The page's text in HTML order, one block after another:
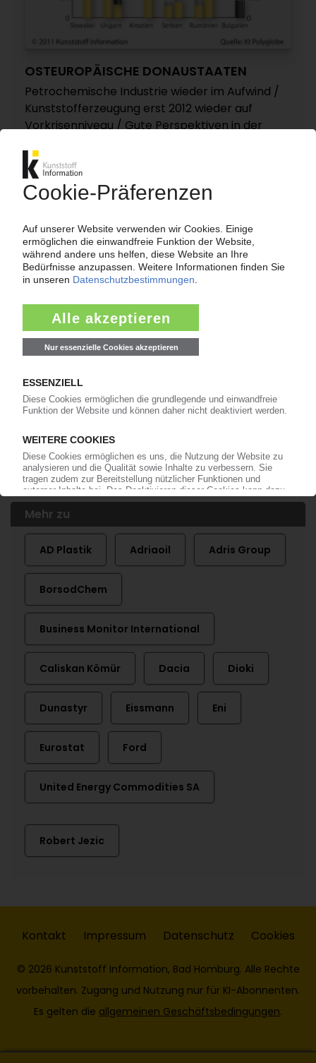
OSTEUROPÄISCHE DONAUSTAATEN
Petrochemische Industrie wieder im Aufwind /
Kunststofferzeugung erst 2012 wieder auf
Vorkrisenniveau / Gute Perspektiven in der
Bulgarische Anlagen vor dem Aus?
DIOKI
Kroatischer Polymererzeuger in starker
Schieflage / Hohe Verluste auch in 2010 /
Verkauf als Ausweg?
KROATIEN
Kunststoffverbrauch sinkt 2009 auf 105.600 t /
Beschäftigung legt auch in der Krise zu
VINYLS ITALIA
Kroatische Dioki zeigt Interesse an der
Ende August veröffentlicht
06.08.2010
Mehr zu
AD Plastik Adriaoil Adris Group
BorsodChem
Business Monitor International
Caliskan Kömür Dacia Dioki
Dunastyr Eissmann Eni
Eurostat Ford
United Energy Commodities SA
Robert Jezic
Kontakt Impressum Datenschutz Cookies
© 2026 Kunststoff Information, Bad Homburg. Alle Rechte
vorbehalten. Zugang und Nutzung nur für KI-Abonnenten.
Es gelten die allgemeinen Geschäftsbedingungen.